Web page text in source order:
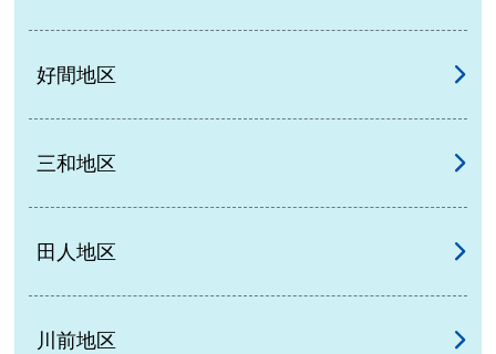
好間地区
三和地区
田人地区
川前地区